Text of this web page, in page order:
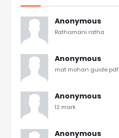
Anonymous
Rathamani ratha
Anonymous
mat mohan guide pdf
Anonymous
12 mark
Anonymous